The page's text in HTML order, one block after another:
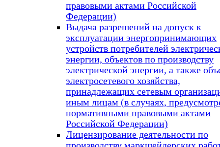
правовыми актами Российской
Федерации)
Выдача разрешений на допуск к
эксплуатации энергопринимающих
устройств потребителей
энергии, объектов по производству
электрической энергии, а также
электросетевого хозяйства,
принадлежащих сетевым
иным лицам (в случаях,
нормативными правовыми актами
Российской Федерации)
Лицензирование деятельности по